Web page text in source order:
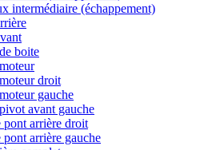
intermédiaire (échappement)
boite
droit
gauche
avant gauche
pont arrière droit
pont arrière gauche